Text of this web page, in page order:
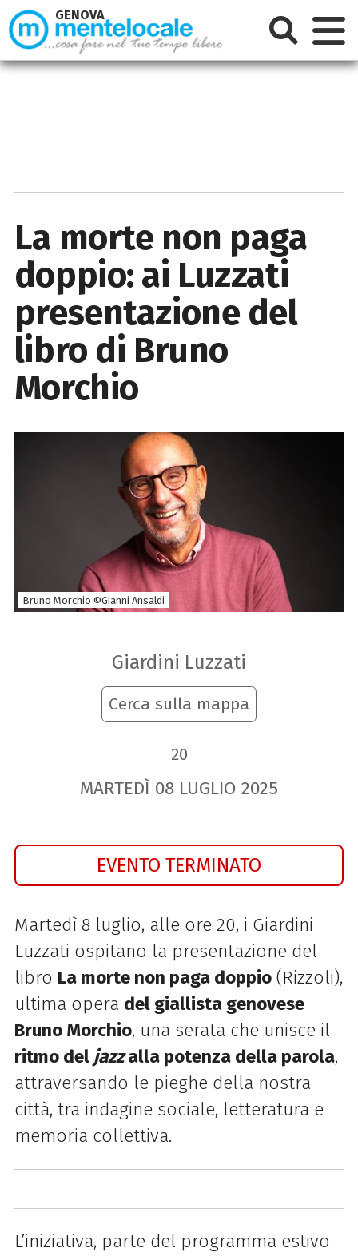
La morte non paga
doppio: ai Luzzati
presentazione del
libro di Bruno
Morchio
Bruno Morchio ©Gianni Ansaldi
Giardini Luzzati
Cerca sulla mappa
20
MARTEDÌ 08 LUGLIO 2025
EVENTO TERMINATO
Martedì 8 luglio, alle ore 20, i Giardini
Luzzati ospitano la presentazione del
libro La morte non paga doppio(Rizzoli),
ultima opera del giallista genovese
Bruno Morchio, una serata che unisce il
ritmo deljazzalla potenza della parola,
attraversando le pieghe della nostra
città, tra indagine sociale, letteratura e
memoria collettiva.
L’iniziativa, parte del programma estivo
GENOVA